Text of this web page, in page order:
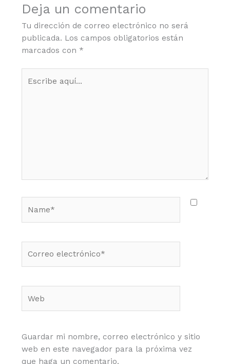
Deja un comentario
Tu dirección de correo electrónico no será
publicada. Los campos obligatorios están
marcados con *
aquí...
electrónico*
Guardar mi nombre, correo electrónico y sitio
web en este navegador para la próxima vez
que haga un comentario.